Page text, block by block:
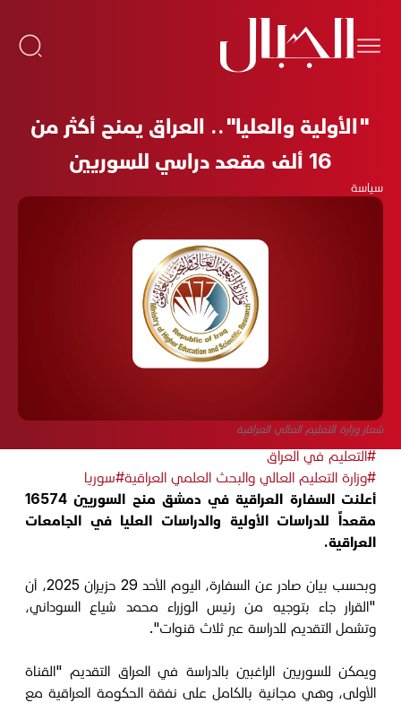
"الأولية والعليا".. العراق يمنح أكثر من
16 ألف مقعد دراسي للسوريين
سياسة
شعار وزارة التعليم العالي العراقية
#التعليم في العراق
#وزارة التعليم العالي والبحث العلمي العراقية#سوريا
أعلنت السفارة العراقية في دمشق منح السوريين 16574
مقعداً للدراسات الأولية والدراسات العليا في الجامعات
العراقية.
وبحسب بيان صادر عن السفارة، اليوم الأحد 29 حزيران 2025، أن
"القرار جاء بتوجيه من رئيس الوزراء محمد شياع السوداني،
وتشمل التقديم للدراسة عبر ثلاث قنوات".
ويمكن للسوريين الراغبين بالدراسة في العراق التقديم "القناة
الأولى، وهي مجانية بالكامل على نفقة الحكومة العراقية مع